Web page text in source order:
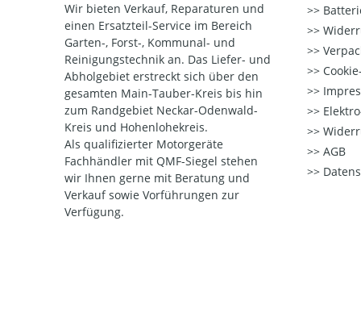
Wir bieten Verkauf, Reparaturen und
einen Ersatzteil-Service im Bereich
Garten-, Forst-, Kommunal- und
Reinigungstechnik an. Das Liefer- und
Abholgebiet erstreckt sich über den
gesamten Main-Tauber-Kreis bis hin
zum Randgebiet Neckar-Odenwald-
Kreis und Hohenlohekreis.
Als qualifizierter Motorgeräte
Fachhändler mit QMF-Siegel stehen
wir Ihnen gerne mit Beratung und
Verkauf sowie Vorführungen zur
Verfügung.
AGB